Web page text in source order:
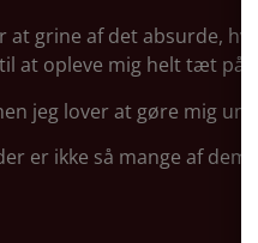
at grine af det absurde,
at opleve mig helt tæt på!
jeg lover at gøre mig
er ikke så mange af dem!